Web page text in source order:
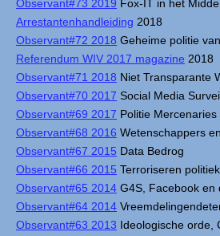
Observant#73 2019 Fox-IT in het
Arrestantenhandleiding 2018
Observant#72 2018 Geheime politie
Referendum WIV 2017 magazine 2018
Observant#71 2018 Niet Transparante
Observant#70 2017 Social Media
Observant#69 2017 Politie Mercenaries
Observant#68 2016 Wetenschappers
Observant#67 2015 Data Bedrog
Observant#66 2015 Terroriseren
Observant#65 2014 G4S, Facebook en
Observant#64 2014
Observant#63 2013 Ideologische orde,